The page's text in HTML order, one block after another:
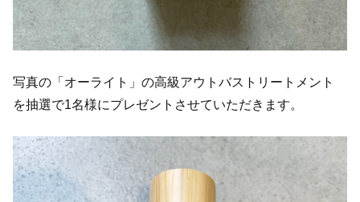
写真の「オーライト」の高級アウトバストリートメント
を抽選で1名様にプレゼントさせていただきます。